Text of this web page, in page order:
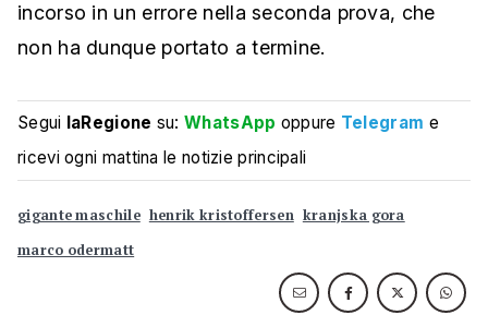
incorso in un errore nella seconda prova, che
non ha dunque portato a termine.
Segui laRegione su:WhatsApp oppure Telegram e
ricevi ogni mattina le notizie principali
gigante maschile henrik kristoffersen kranjska gora
marco odermatt